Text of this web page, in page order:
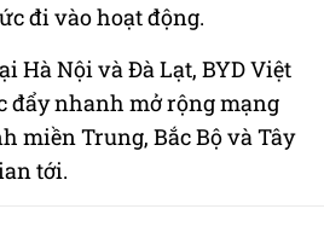
đi vào hoạt động.
Hà Nội và Đà Lạt, BYD Việt
đẩy nhanh mở rộng mạng
miền Trung, Bắc Bộ và Tây
tới.